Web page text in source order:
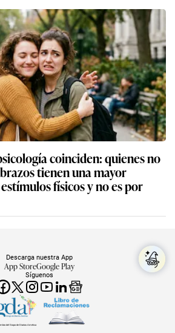
coinciden: quienes no
tienen una mayor
físicos y no es por
Síguenos
Descarga nuestra App
App StoreGoogle Play
del Grupo de Diarios América